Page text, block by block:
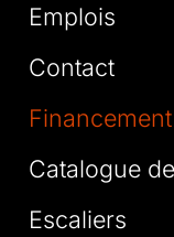
Emplois
Contact
Catalogue
Escaliers